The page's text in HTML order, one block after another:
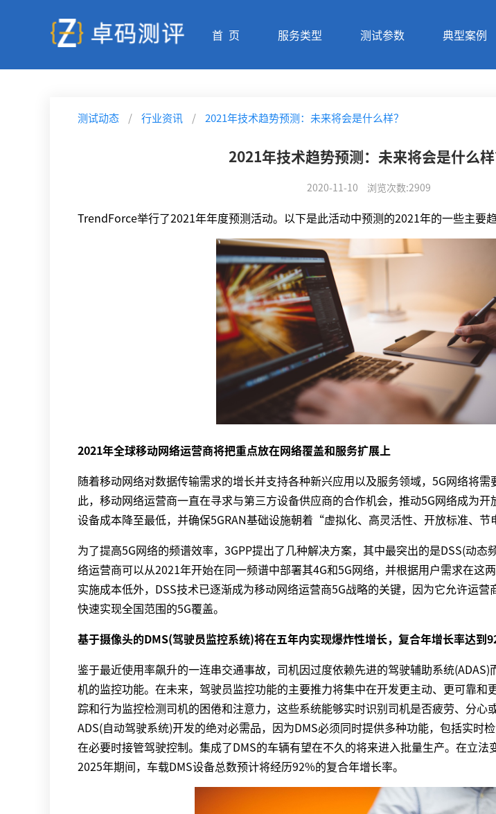
首 页 服务类型 测试参数 典型案例
测试动态 / 行业资讯 / 2021年技术趋势预测：未来将会是什么样？
2021年技术趋势预测：未来将会是什么样
2020-11-10 浏览次数:2909
TrendForce举行了2021年年度预测活动。以下是此活动中预测的2021年的一些主要趋
2021年全球移动网络运营商将把重点放在网络覆盖和服务扩展上
随着移动网络对数据传输需求的增长并支持各种新兴应用以及服务领域，5G网络将
此，移动网络运营商一直在寻求与第三方设备供应商的合作机会，推动5G网络成为
设备成本降至最低，并确保5GRAN基础设施朝着“虚拟化、高灵活性、开放标准、节
为了提高5G网络的频谱效率，3GPP提出了几种解决方案，其中最突出的是DSS(动态
络运营商可以从2021年开始在同一频谱中部署其4G和5G网络，并根据用户需求在这
实施成本低外，DSS技术已逐渐成为移动网络运营商5G战略的关键，因为它允许运营
快速实现全国范围的5G覆盖。
基于摄像头的DMS(驾驶员监控系统)将在五年内实现爆炸性增长，复合年增长率达到
鉴于最近使用率飙升的一连串交通事故，司机因过度依赖先进的驾驶辅助系统
机的监控功能。在未来，驾驶员监控功能的主要推力将集中在开发更主动、更可靠和
踪和行为监控检测司机的困倦和注意力，这些系统能够实时识别司机是否疲劳、分心
ADS(自动驾驶系统)开发的绝对必需品，因为DMS必须同时提供多种功能，包括实时
在必要时接管驾驶控制。集成了DMS的车辆有望在不久的将来进入批量生产。在立
2025年期间，车载DMS设备总数预计将经历92%的复合年增长率。